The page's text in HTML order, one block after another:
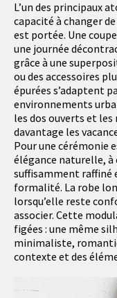
L’un des principaux
capacité à changer
est portée. Une
une journée
grâce à une
ou des accessoires
épurées s’adaptent
environnements
les dos ouverts et
davantage les
Pour une cérémonie
élégance naturelle,
suffisamment raffiné
formalité. La robe
lorsqu’elle reste
associer. Cette
figées : une même
minimaliste,
contexte et des